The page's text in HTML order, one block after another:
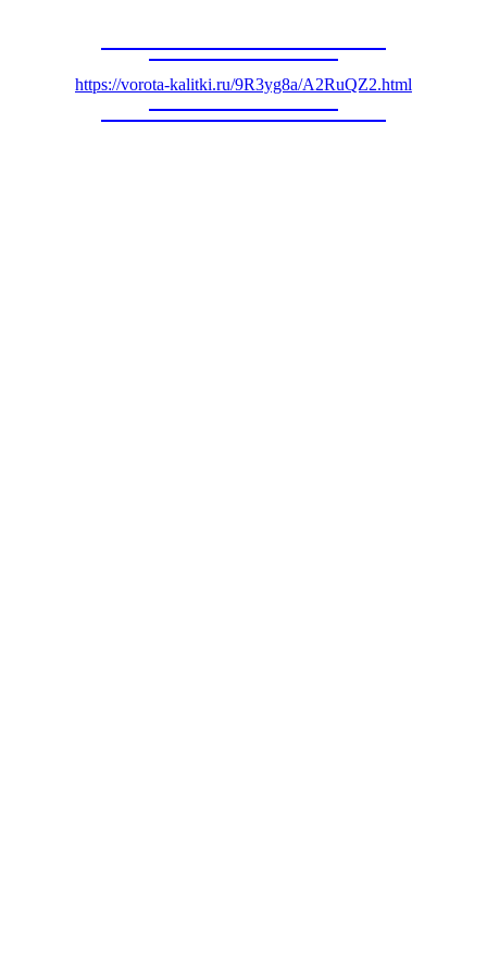
https://vorota-kalitki.ru/9R3yg8a/A2RuQZ2.html